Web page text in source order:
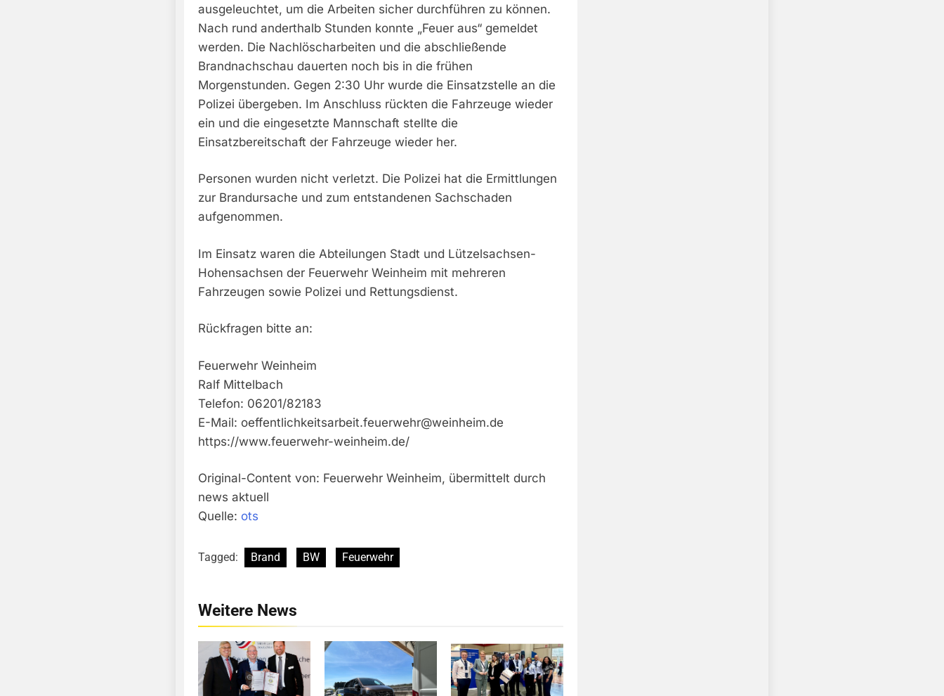
ausgeleuchtet, um die Arbeiten sicher durchführen zu können.
Nach rund anderthalb Stunden konnte „Feuer aus“ gemeldet
werden. Die Nachlöscharbeiten und die abschließende
Brandnachschau dauerten noch bis in die frühen
Morgenstunden. Gegen 2:30 Uhr wurde die Einsatzstelle an die
Polizei übergeben. Im Anschluss rückten die Fahrzeuge wieder
ein und die eingesetzte Mannschaft stellte die
Einsatzbereitschaft der Fahrzeuge wieder her.
Personen wurden nicht verletzt. Die Polizei hat die Ermittlungen
zur Brandursache und zum entstandenen Sachschaden
aufgenommen.
Im Einsatz waren die Abteilungen Stadt und Lützelsachsen-
Hohensachsen der Feuerwehr Weinheim mit mehreren
Fahrzeugen sowie Polizei und Rettungsdienst.
Rückfragen bitte an:
Feuerwehr Weinheim
Ralf Mittelbach
Telefon: 06201/82183
E-Mail: oeffentlichkeitsarbeit.feuerwehr@weinheim.de
https://www.feuerwehr-weinheim.de/
Original-Content von: Feuerwehr Weinheim, übermittelt durch
news aktuell
Quelle: ots
Tagged: Brand BW Feuerwehr
Weitere News